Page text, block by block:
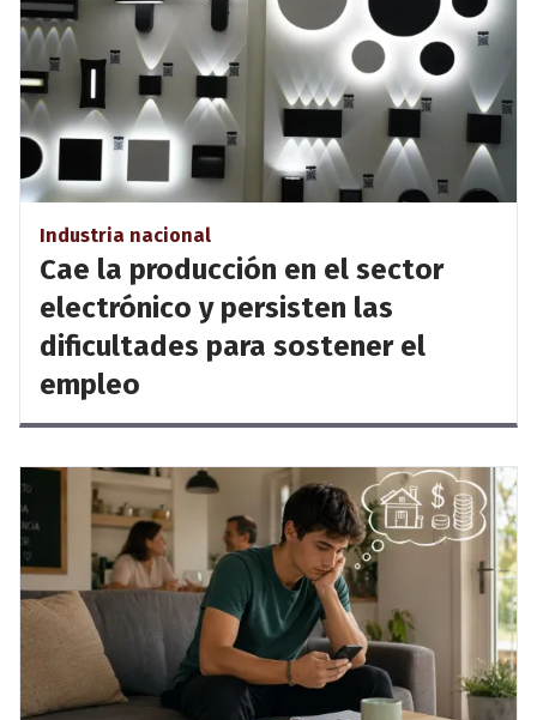
Industria nacional
Cae la producción en el sector
electrónico y persisten las
dificultades para sostener el
empleo